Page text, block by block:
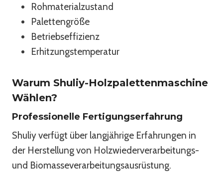
Rohmaterialzustand
Palettengröße
Betriebseffizienz
Erhitzungstemperatur
Warum Shuliy-Holzpalettenmaschine
Wählen?
Professionelle Fertigungserfahrung
Shuliy verfügt über langjährige Erfahrungen in
der Herstellung von Holzwiederverarbeitungs-
und Biomasseverarbeitungsausrüstung.